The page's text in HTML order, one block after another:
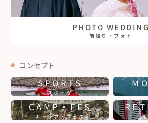
PHOTO WEDDING
前撮り・フォト
コンセプト
SPORTS
スポーツ
CAMP・FES
キャンプ・フェス